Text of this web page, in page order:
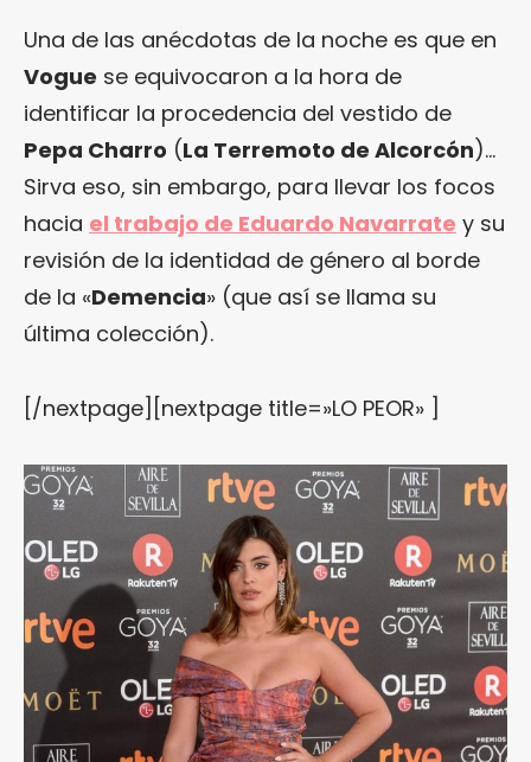
Una de las anécdotas de la noche es que en
Vogue se equivocaron a la hora de
identificar la procedencia del vestido de
Pepa Charro (La Terremoto de Alcorcón)…
Sirva eso, sin embargo, para llevar los focos
hacia el trabajo de Eduardo Navarrate y su
revisión de la identidad de género al borde
de la «Demencia» (que así se llama su
última colección).
[/nextpage][nextpage title=»LO PEOR» ]